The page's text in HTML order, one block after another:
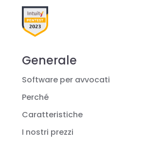
Generale
Software per avvocati
Perché
Caratteristiche
I nostri prezzi